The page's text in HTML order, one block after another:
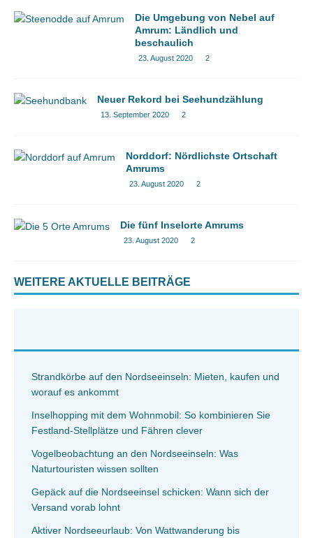
Die Umgebung von Nebel auf
Amrum: Ländlich und
beschaulich
23. August 2020 2
Neuer Rekord bei Seehundzählung
13. September 2020 2
Norddorf: Nördlichste Ortschaft
Amrums
23. August 2020 2
Die fünf Inselorte Amrums
23. August 2020 2
WEITERE AKTUELLE BEITRÄGE
Strandkörbe auf den Nordseeinseln: Mieten, kaufen und
worauf es ankommt
Inselhopping mit dem Wohnmobil: So kombinieren Sie
Festland-Stellplätze und Fähren clever
Vogelbeobachtung an den Nordseeinseln: Was
Naturtouristen wissen sollten
Gepäck auf die Nordseeinsel schicken: Wann sich der
Versand vorab lohnt
Aktiver Nordseeurlaub: Von Wattwanderung bis